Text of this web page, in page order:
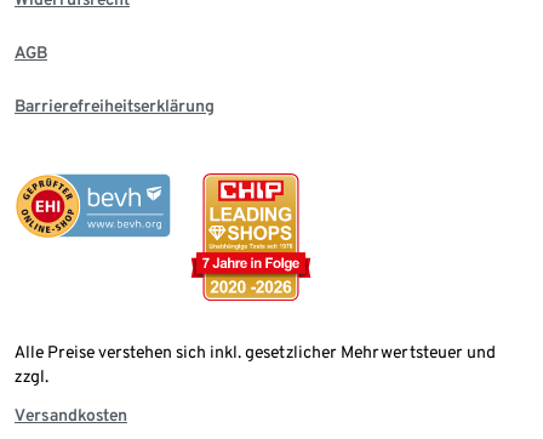
AGB
Barrierefreiheitserklärung
Alle Preise verstehen sich inkl. gesetzlicher Mehrwertsteuer und
zzgl.
Versandkosten